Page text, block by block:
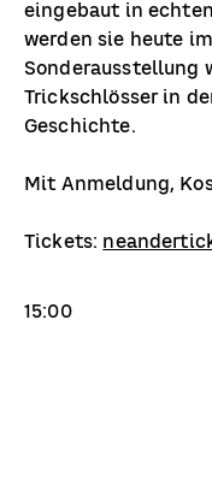
eingebaut in
werden sie heute
Sonderausstellung
Trickschlösser in
Geschichte.
Mit Anmeldung,
Tickets:
15:00